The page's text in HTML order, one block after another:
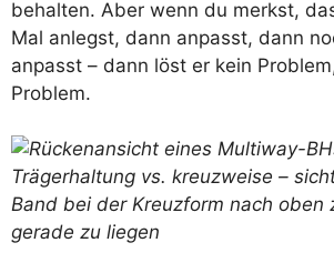
behalten. Aber wenn du merkst,
Mal anlegst, dann anpasst, dann
anpasst – dann löst er kein
Problem.